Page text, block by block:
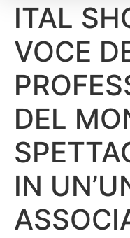
ITAL
VOCE
DEL
IN